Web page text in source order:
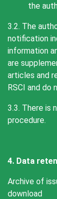
the
3.2. The
notification
information
are
articles and
RSCI and
3.3. There is
procedure.
4. Data
Archive of
download